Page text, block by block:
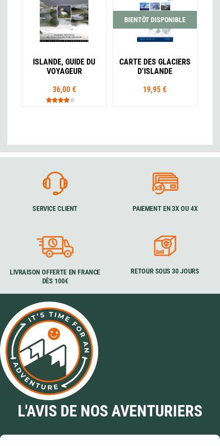
ISLANDE, GUIDE DU
VOYAGEUR
36,00 €
BIENTÔT DISPONIBLE
CARTE DES GLACIERS
D’ISLANDE
19,95 €
SERVICE CLIENT PAIEMENT EN 3X OU 4X
LIVRAISON OFFERTE EN FRANCE
DÈS 100€
RETOUR SOUS 30 JOURS
L'AVIS DE NOS AVENTURIERS